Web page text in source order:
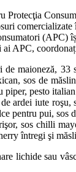
Protecţia
(APC)
APC,
maioneză, 33
sos de
piper, pesto
ardei iute
pentru pui,
sos chilli
întregi şi
lichide sau